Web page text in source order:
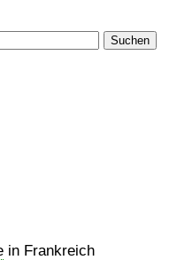
Suchen
in Frankreich